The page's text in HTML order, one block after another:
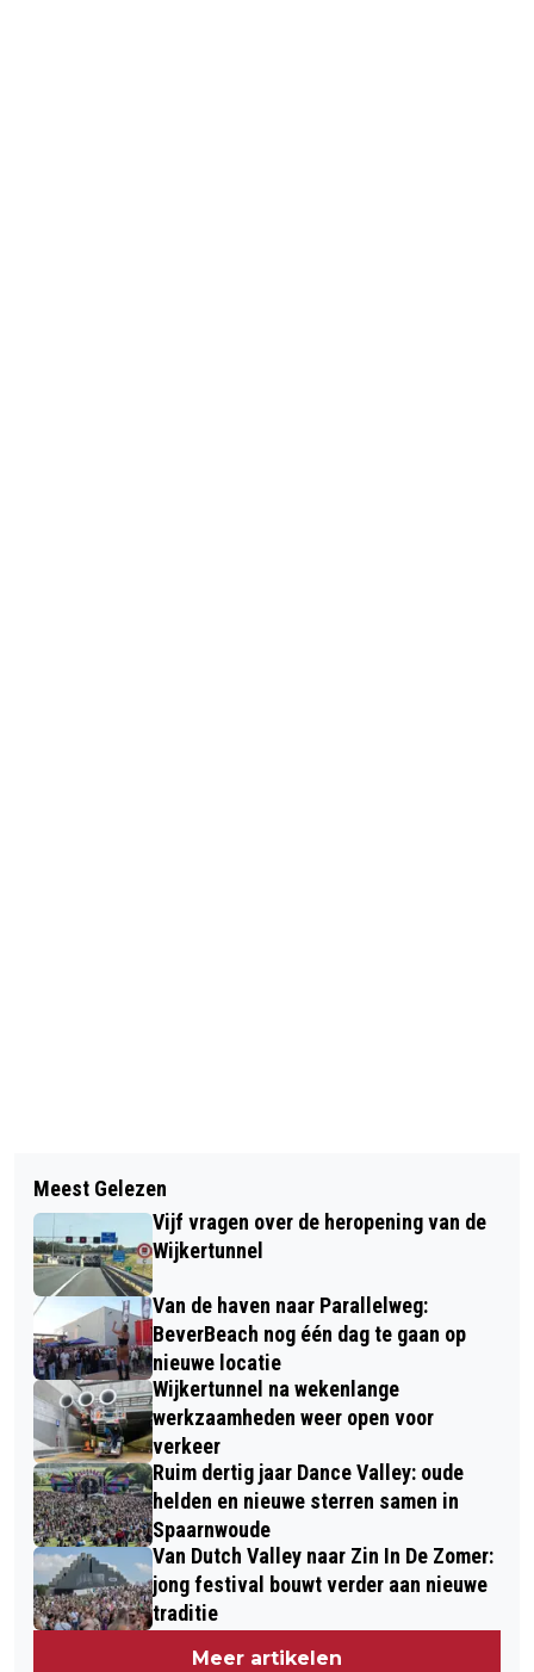
RONDLEIDINGEN BIJ VISAFSLAG EN
TATA STEEL TIJDENS
ZEEHAVENDAGEN AMSTERDAM
POLITIE DRUK MET
ALCOHOLCONTROLES IN DE IJMOND
Meest Gelezen
Vijf vragen over de heropening van de
Wijkertunnel
Van de haven naar Parallelweg:
BeverBeach nog één dag te gaan op
nieuwe locatie
Wijkertunnel na wekenlange
werkzaamheden weer open voor
verkeer
Ruim dertig jaar Dance Valley: oude
helden en nieuwe sterren samen in
Spaarnwoude
Van Dutch Valley naar Zin In De Zomer:
jong festival bouwt verder aan nieuwe
traditie
Meer artikelen